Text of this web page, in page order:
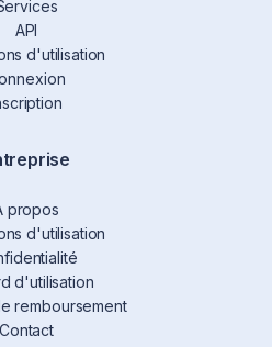
API
d'utilisation
propos
d'utilisation
d'utilisation
remboursement
Contact